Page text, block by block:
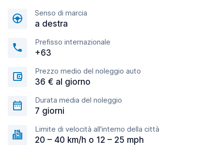
Senso di marcia
a destra
Prefisso internazionale
+63
Prezzo medio del noleggio auto
36 € al giorno
Durata media del noleggio
7 giorni
Limite di velocità all'interno della città
20 – 40 km/h o 12 – 25 mph